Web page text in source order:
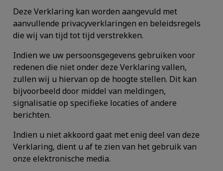
Deze Verklaring kan worden aangevuld met
aanvullende privacyverklaringen en beleidsregels
die wij van tijd tot tijd verstrekken.
Indien we uw persoonsgegevens gebruiken voor
redenen die niet onder deze Verklaring vallen,
zullen wij u hiervan op de hoogte stellen. Dit kan
bijvoorbeeld door middel van meldingen,
signalisatie op specifieke locaties of andere
berichten.
Indien u niet akkoord gaat met enig deel van deze
Verklaring, dient u af te zien van het gebruik van
onze elektronische media.